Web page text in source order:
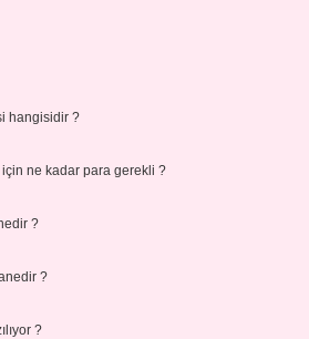
hangisidir ?
ne kadar para gerekli ?
?
?
?